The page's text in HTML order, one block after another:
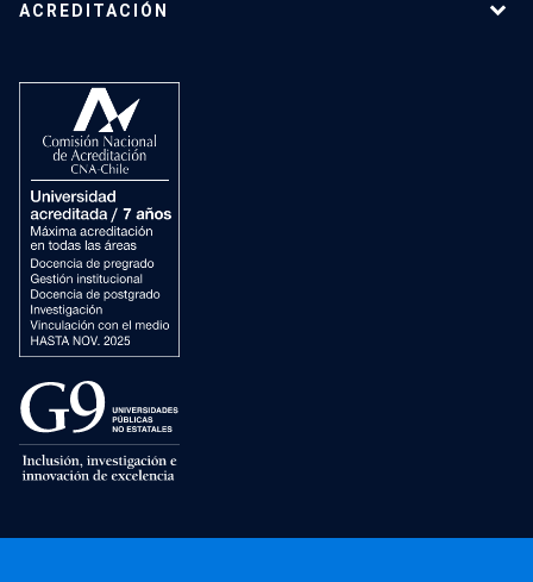
ACREDITACIÓN